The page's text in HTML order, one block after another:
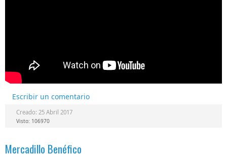
Escribir un comentario
Creado: 25 Abril 2017
Visto: 106970
Mercadillo Benéfico